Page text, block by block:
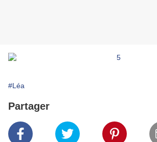
#Léa
Partager